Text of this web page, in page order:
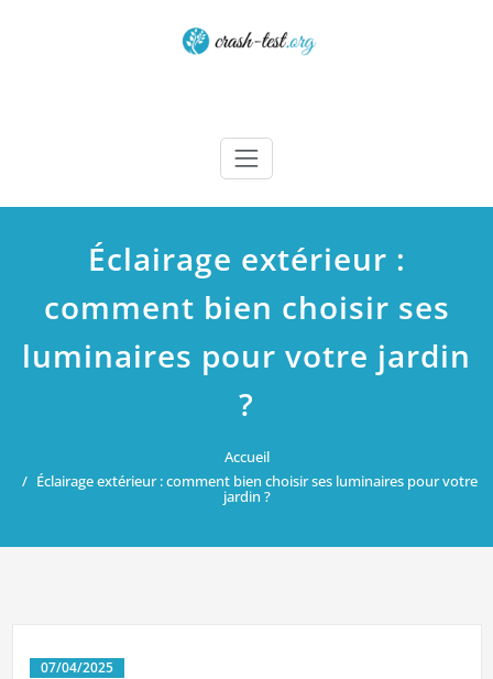
Éclairage extérieur :
comment bien choisir ses
luminaires pour votre jardin
?
Accueil
Éclairage extérieur : comment bien choisir ses luminaires pour votre
jardin ?
07/04/2025